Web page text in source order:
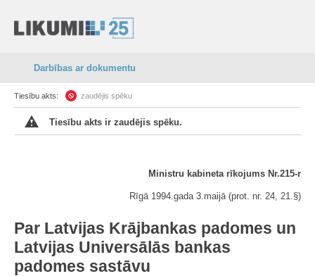
Darbības ar dokumentu
Tiesību akts: zaudējis spēku
Tiesību akts ir zaudējis spēku.
Ministru kabineta rīkojums Nr.215-r
Rīgā 1994.gada 3.maijā (prot. nr. 24, 21.§)
Par Latvijas Krājbankas padomes un
Latvijas Universālās bankas
padomes sastāvu